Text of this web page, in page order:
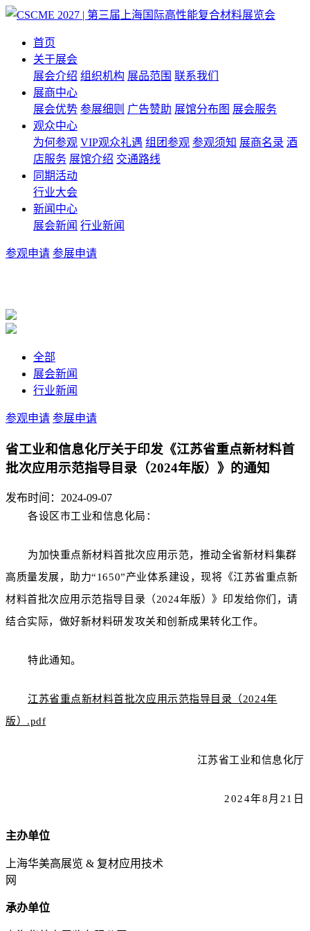
首页
关于展会
展会介绍 组织机构 展品范围 联系我们
展商中心
展会优势 参展细则 广告赞助 展馆分布图 展会服务
观众中心
为何参观 VIP观众礼遇 组团参观 参观须知 展商名录 酒
店服务 展馆介绍 交通路线
同期活动
行业大会
新闻中心
展会新闻 行业新闻
参观申请 参展申请
全部
展会新闻
行业新闻
参观申请 参展申请
省工业和信息化厅关于印发《江苏省重点新材料首
批次应用示范指导目录（2024年版）》的通知
发布时间：2024-09-07
各设区市工业和信息化局：
为加快重点新材料首批次应用示范，推动全省新材料集群
高质量发展，助力“1650”产业体系建设，现将《江苏省重点新
材料首批次应用示范指导目录（2024年版）》印发给你们，请
结合实际，做好新材料研发攻关和创新成果转化工作。
特此通知。
江苏省重点新材料首批次应用示范指导目录（2024年
版）.pdf
江苏省工业和信息化厅
2024年8月21日
主办单位
上海华美高展览 & 复材应用技术
网
承办单位